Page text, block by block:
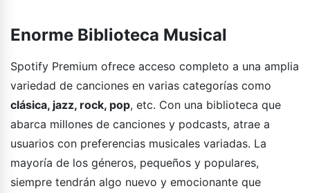
Enorme Biblioteca Musical
Spotify Premium ofrece acceso completo a una amplia
variedad de canciones en varias categorías como
clásica, jazz, rock, pop, etc. Con una biblioteca que
abarca millones de canciones y podcasts, atrae a
usuarios con preferencias musicales variadas. La
mayoría de los géneros, pequeños y populares,
siempre tendrán algo nuevo y emocionante que